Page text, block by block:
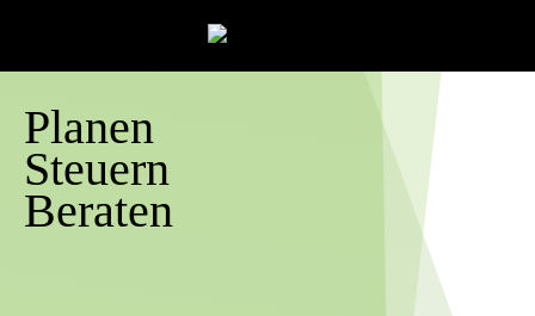
Planen
Steuern
Beraten